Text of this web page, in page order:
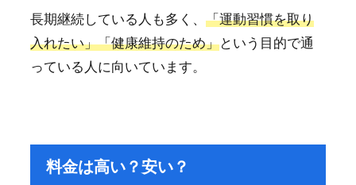
長期継続している人も多く、 「運動習慣を取り
入れたい」「健康維持のため」という目的で通
っている人に向いています。
料金は高い？安い？